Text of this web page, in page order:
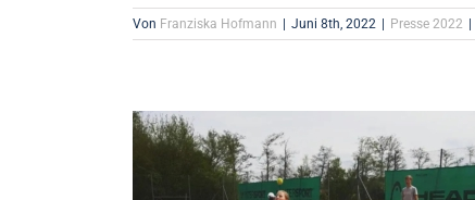
Von Franziska Hofmann Juni 8th, 2022 Presse 2022